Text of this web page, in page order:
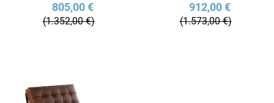
805,00 €
(1.352,00 €)
912,00 €
(1.573,00 €)